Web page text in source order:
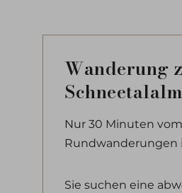
Wanderung
Nur 30 Minuten
Rundwanderungen
Sie suchen eine